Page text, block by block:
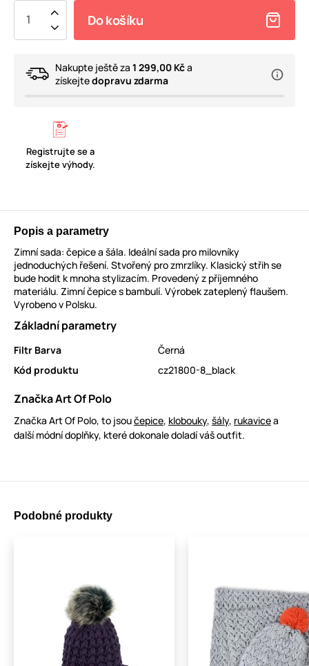
Do košíku
Nakupte ještě za 1 299,00 Kča
získejtedopravu zdarma
Registrujte se a
získejte výhody.
Popis a parametry
Zimní sada: čepice a šála. Ideální sada pro milovníky
jednoduchých řešení. Stvořený pro zmrzlíky. Klasický střih se
bude hodit k mnoha stylizacím. Provedený z příjemného
materiálu. Zimní čepice s bambulí. Výrobek zateplený flaušem.
Vyrobeno v Polsku.
Základní parametry
Filtr Barva
Černá
Kód produktu
cz21800-8_black
Značka Art Of Polo
Značka Art Of Polo, to jsoučepice, klobouky, šály, rukavicea
další módní doplňky, které dokonale doladí váš outfit.
Podobné produkty